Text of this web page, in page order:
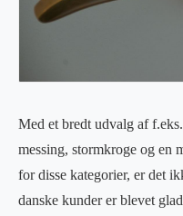
Med et bredt udvalg af
messing, stormkroge og en
for disse kategorier, er det
danske kunder er blevet